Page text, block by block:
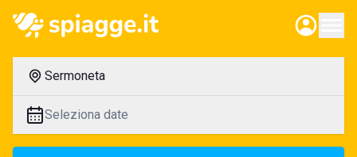
Sermoneta
Seleziona date